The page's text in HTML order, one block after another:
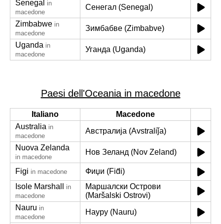
Senegal
in
macedone
Сенегал (Senegal)
Zimbabwe in
macedone
Зимбабве (Zimbabve)
Uganda in
macedone
Уганда (Uganda)
Paesi dell'Oceania in macedone
Italiano
Macedone
Australia in
macedone
Австралија (Avstraliǰa)
Nuova Zelanda
in macedone
Нов Зеланд (Nov Zeland)
Figi in macedone
Фиџи (Fid̂i)
Isole Marshall
in
macedone
Маршалски Острови
(Maršalski Ostrovi)
Nauru in
macedone
Науру (Nauru)